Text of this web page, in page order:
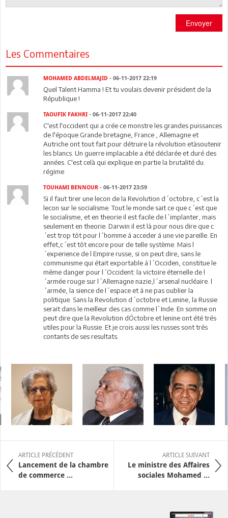
Envoyer
Les Commentaires
MOHAMED ABDELMAJID - 06-11-2017 22:19
Quel Talent Hamma ! Et tu voulais devenir président de la
République !
TAOUFIK FAKHRI - 06-11-2017 22:40
C'est l'occident qui a crée ce monstre les grandes puissances
de l'époque Grande bretagne, France , Allemagne et
Autriche ont tout fait pour détruire la révolution etàsoutenir
les blancs. Un guerre implacable a été déclarée et duré des
années. C'est celà qui explique en partie la brutalité du
régime
TOUHAMI BENNOUR - 06-11-2017 23:59
Si il faut tirer une lecon de la Revolution d´octobre, c´est la
lecon sur le socialisme. Tout le monde sait ce que c´est que
le socialisme, et en theorie il est facile de l´implanter, mais
seulement en theorie. Darwin il est là pour nous dire que c
´est trop tôt pour l´homme á acceder á une vie pareille. En
effet,c´est tôt encore pour de telle système. Mais l
´experience de l Empire russe, si on peut dire, sans le
communisme qui était exportable á l´Occiden, constitue le
même danger pour l´Occident: la victoire éternelle de l
´armée rouge sur l´Allemagne nazie,l´arsenal nucléaire. l
´armée, la sience de l´espace et á ne pas oublier la
politique. Sans la Revolution d´octobre et Lenine, la Russie
serait dans le meilleur des cas comme l`Inde. En somme on
peut dire que la Revolution dÓctobre et lenine ont été trés
utiles pour la Russie. Et je crois aussi les russes sont trés
contants de ses resultats.
ARTICLE PRÉCÉDENT
Lancement de la chambre
de commerce ...
ARTICLE SUIVANT
Le ministre des Affaires
sociales Mohamed ...